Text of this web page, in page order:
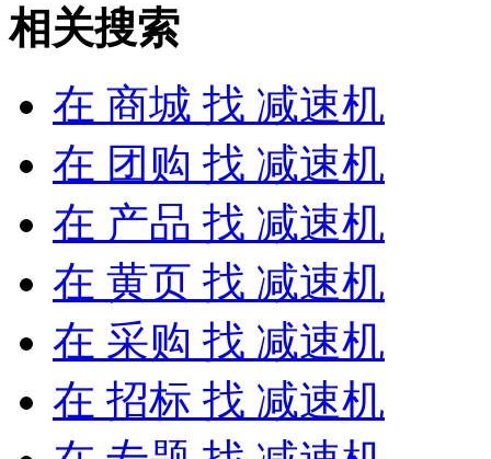
相关搜索
在 商城 找 减速机
在 团购 找 减速机
在 产品 找 减速机
在 黄页 找 减速机
在 采购 找 减速机
在 招标 找 减速机